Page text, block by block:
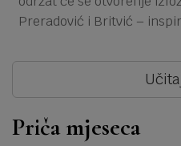
Preradović i Britvić –
Priča mjeseca